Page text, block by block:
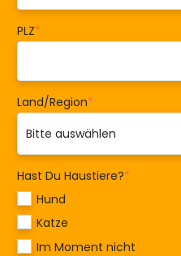
PLZ*
Land/Region*
Hast Du Haustiere?*
Hund
Katze
Im Moment nicht